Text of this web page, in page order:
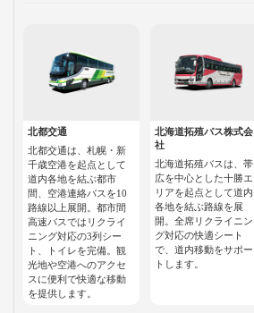
北都交通
北都交通は、札幌・新
千歳空港を起点として
道内各地を結ぶ都市
間、空港連絡バスを10
路線以上展開。都市間
高速バスではリクライ
ニング対応の3列シー
ト、トイレを完備。観
光地や空港へのアクセ
スに便利で快適な移動
を提供します。
北海道拓殖バス株式会
社
北海道拓殖バスは、帯
広を中心とした十勝エ
リアを起点として道内
各地を結ぶ路線を展
開。全席リクライニン
グ対応の快適シート
で、道内移動をサポー
トします。